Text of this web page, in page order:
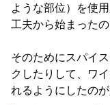
ような部位）を使
工夫から始まったの
そのためにスパイ
クしたりして、ワ
れるようにしたのが